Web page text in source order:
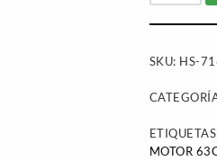
SKU: HS-
MOTOR